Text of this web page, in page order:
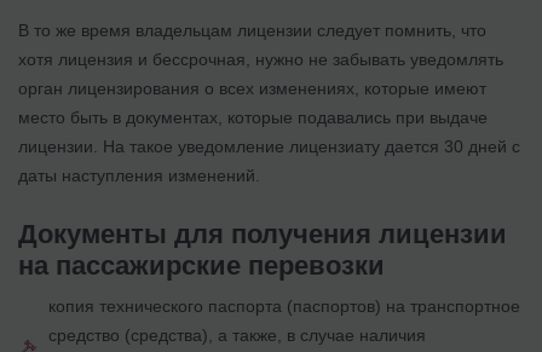
В то же время владельцам лицензии следует помнить, что
хотя лицензия и бессрочная, нужно не забывать уведомлять
орган лицензирования о всех изменениях, которые имеют
место быть в документах, которые подавались при выдаче
лицензии. На такое уведомление лицензиату дается 30 дней с
даты наступления изменений.
Документы для получения лицензии
на пассажирские перевозки
копия технического паспорта (паспортов) на транспортное
средство (средства), а также, в случае наличия